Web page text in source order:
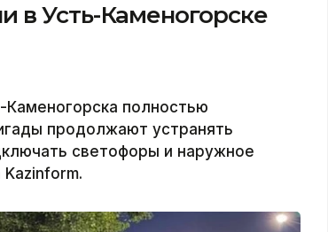
в Усть-Каменогорске
полностью
продолжают устранять
светофоры и наружное